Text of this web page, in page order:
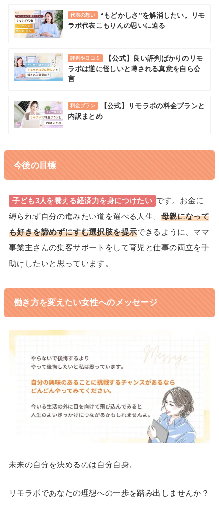
代表の想い
“もどかしさ”を解消したい。リモ
ラボ代表こもりんの思いに迫る
評判や口コミ
【公式】良い評判ばかりのリモ
ラボは逆に怪しいと噂される真意を自ら公
言
料金プラン
【公式】リモラボの料金プランと
内訳まとめ
今後の目標
子ども3人を養える経済力を身につけたい です。お金に
縛られず自分の進みたい道を選べる人生、 母親になって
も好きを諦めずにすむ選択肢を提示できるように、ママ
事業主さんの集客サポートをして育児と仕事の両立を手
助けしたいと思っています。
働き方を変えたい女性へのメッセージ
未来の自分を決めるのは自分自身。
リモラボであなたの理想への一歩を踏み出しませんか？